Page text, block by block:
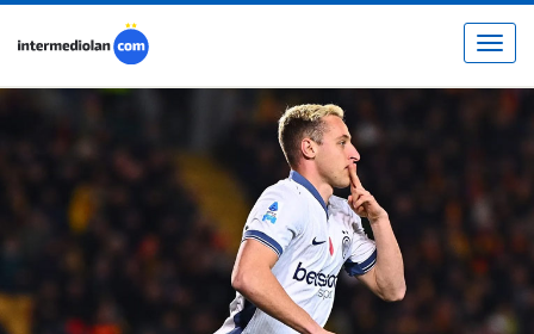
Toggle